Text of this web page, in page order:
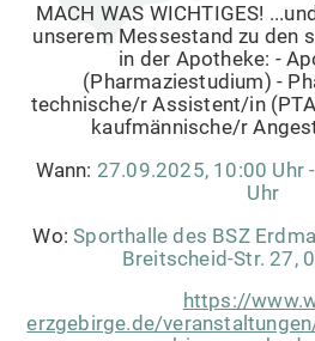
MACH WAS WICHTIGES!
unserem Messestand zu den
in der Apotheke: -
(Pharmaziestudium) -
technische/r Assistent/in
kaufmännische/r
Wann: 27.09.2025, 10:00 Uhr
Uhr
Wo:Sporthalle des BSZ
Breitscheid-Str. 27,
https://
erzgebirge.de/